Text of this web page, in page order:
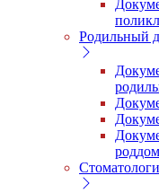
Родильный